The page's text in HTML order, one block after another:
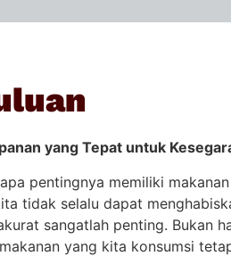
yang Tepat untuk
pentingnya memiliki
tidak selalu dapat
sangatlah penting. Bukan
yang kita konsumsi